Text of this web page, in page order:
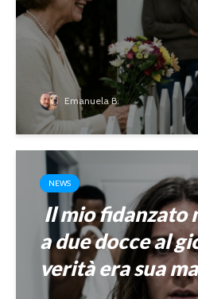
Emanuela B.
NEWS
Il mio fidanzato
a due docce al
verità era sua